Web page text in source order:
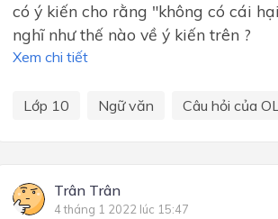
có ý kiến cho rằng "không có cái
nghĩ như thế nào về ý kiến trên ?
Xem chi tiết
Lớp 10 Ngữ văn Câu hỏi của
Trân Trân
4 tháng 1 2022 lúc 15:47